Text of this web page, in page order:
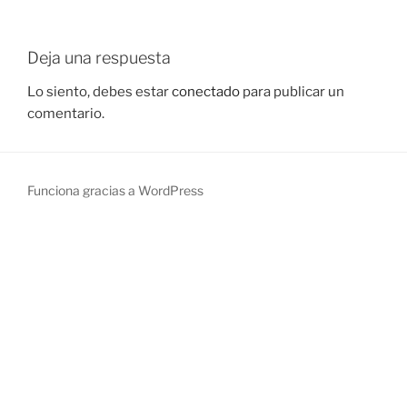
Deja una respuesta
Lo siento, debes estarconectado para publicar un
comentario.
Funciona gracias a WordPress